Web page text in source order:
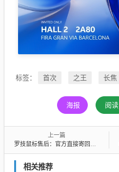
标签： 首次 之王 长焦
海报 阅读
上一篇
罗技鼠标售后：官方直接寄回三个全新产品！可惜还是要退回
相关推荐